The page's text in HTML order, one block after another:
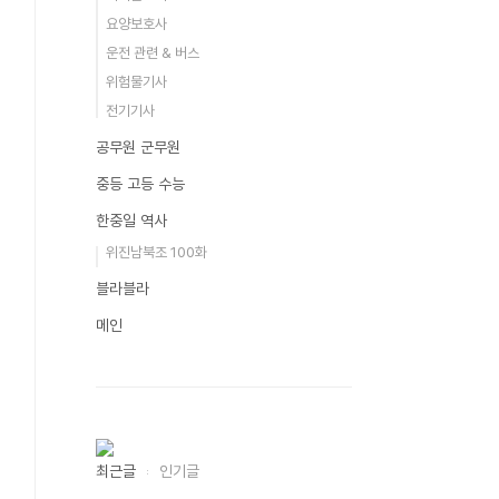
요양보호사
운전 관련 & 버스
위험물기사
전기기사
공무원 군무원
중등 고등 수능
한중일 역사
위진남북조 100화
블라블라
메인
최근글 인기글